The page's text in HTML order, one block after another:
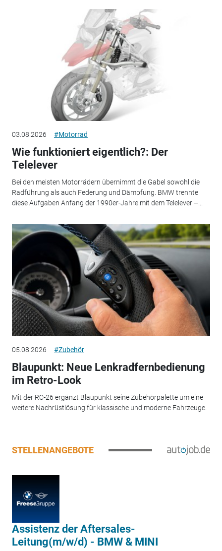
03.08.2026 #Motorrad
Wie funktioniert eigentlich?: Der
Telelever
Bei den meisten Motorrädern übernimmt die Gabel sowohl die
Radführung als auch Federung und Dämpfung. BMW trennte
diese Aufgaben Anfang der 1990er-Jahre mit dem Telelever –...
05.08.2026 #Zubehör
Blaupunkt: Neue Lenkradfernbedienung
im Retro-Look
Mit der RC-26 ergänzt Blaupunkt seine Zubehörpalette um eine
weitere Nachrüstlösung für klassische und moderne Fahrzeuge.
STELLENANGEBOTE
Assistenz der Aftersales-
Leitung(m/w/d) - BMW & MINI